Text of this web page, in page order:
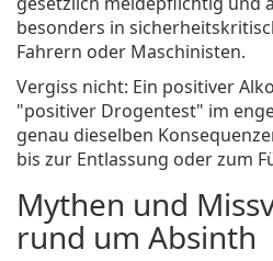
besonders in
Fahrern oder Maschinisten.
Vergiss nicht: Ein positiver
"positiver Drogentest" im
genau dieselben
bis zur Entlassung oder zum
Mythen und
rund um Absinth